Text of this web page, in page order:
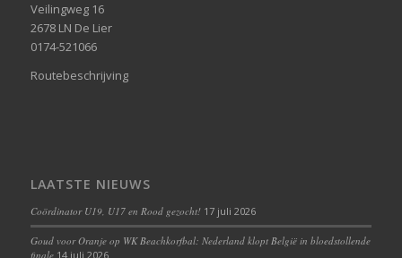
Veilingweg 16
2678 LN De Lier
0174-521066
Routebeschrijving
LAATSTE NIEUWS
Coördinator U19, U17 en Rood gezocht! 17 juli 2026
Goud voor Oranje op WK Beachkorfbal: Nederland klopt België in bloedstollende
finale 14 juli 2026